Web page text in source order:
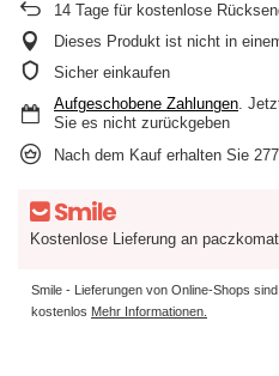
14 Tage für kostenlose
Dieses Produkt ist nicht in
Sicher einkaufen
Aufgeschobene Zahlungen.
Sie es nicht zurückgeben
Nach dem Kauf erhalten Sie
Kostenlose Lieferung an
Smile - Lieferungen von Online-Shops
kostenlos Mehr Informationen.